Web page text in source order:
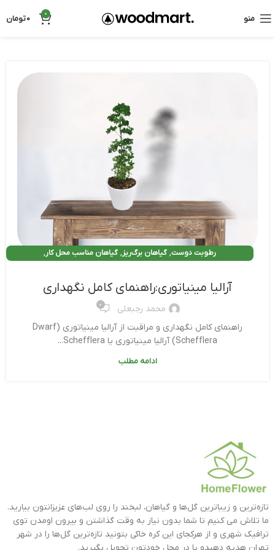
منو 0
0تومان
رطوبت دوست, گیاهان برگ‌ریز, گیاهان مناسب محل کار ,
آرالیا مینیاتوری:راهنمای کامل نگهداری
محمد رجبعلی 0
راهنمای کامل نگهداری و مراقبت از آرالیا مینیاتوری (Dwarf
Schefflera) آرالیا مینیاتوری یا Schefflera...
ادامه مطلب
تازه‌ترین و زیباترین گل‌ها و گیاهان، لبخند را روی لب‌های عزیزانتون بیارید.
ما تلاش می کنیم تا شما بدون نیاز به وقت گذاشتن و بیرون اومدن توی
ترافیک شهری و از هرکجای این کره خاکی بتونید تازه‌ترین گل‌ها را در شهر